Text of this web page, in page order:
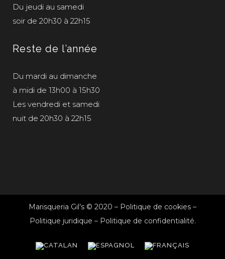
Du jeudi au samedi
soir de 20h30 à 22h15
Reste de l’année
Du mardi au dimanche
à midi de 13h00 à 15h30
Les vendredi et samedi
nuit de 20h30 à 22h15
Marisqueria Gil’s © 2020 – Politique de cookies –
Politique juridique – Politique de confidentialité.